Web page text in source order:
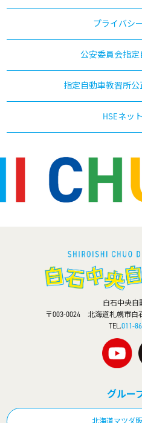
プライバシ
公安委員会指
指定自動車教習所
HSEネッ
白石中央自
〒003-0024 北海道札幌市白
TEL.011-
グルー
北海道マツダ